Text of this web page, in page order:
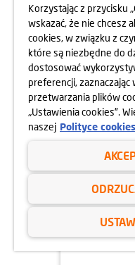
24.04.2025
800
WŁASNEGO
Korzystając z przycisku
wskazać, że nie chcesz
cookies, w związku z
które są niezbędne do
dostosować
preferencji,
przetwarzania plików
„Ustawienia cookies”.
naszej Polityce